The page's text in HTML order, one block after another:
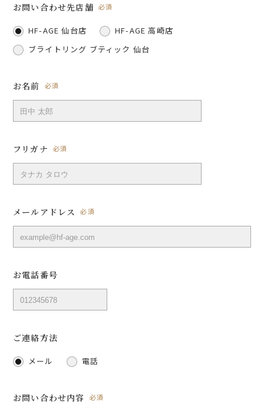
お問い合わせ先店舗 必須
HF-AGE 仙台店
HF-AGE 高崎店
ブライトリング ブティック 仙台
お名前 必須
フリガナ 必須
メールアドレス 必須
お電話番号
ご連絡方法
メール 電話
お問い合わせ内容 必須